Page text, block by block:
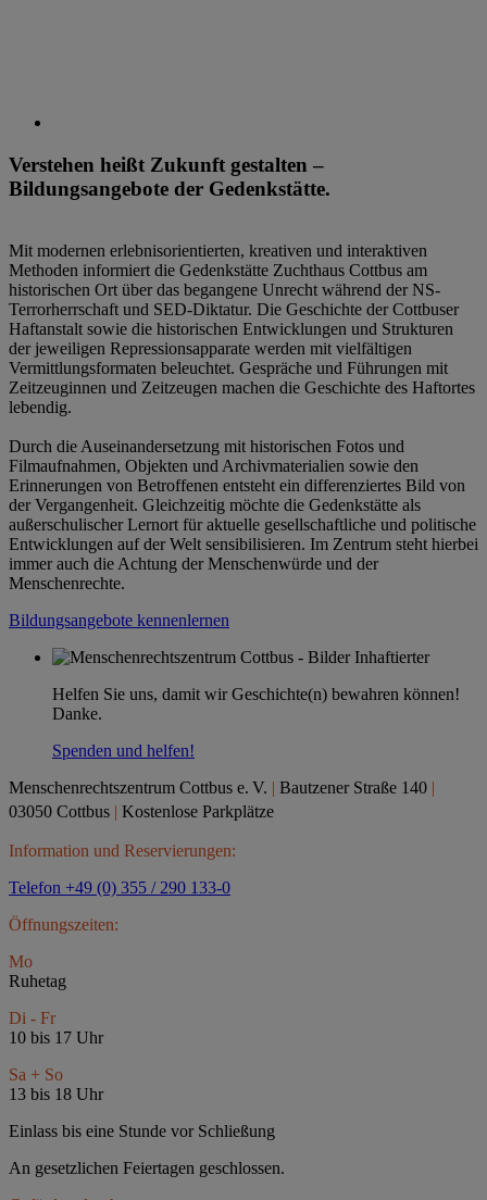
Verstehen heißt Zukunft gestalten –
Bildungsangebote der Gedenkstätte.
Mit modernen erlebnisorientierten, kreativen und interaktiven
Methoden informiert die Gedenkstätte Zuchthaus Cottbus am
historischen Ort über das begangene Unrecht während der NS-
Terrorherrschaft und SED-Diktatur. Die Geschichte der Cottbuser
Haftanstalt sowie die historischen Entwicklungen und Strukturen
der jeweiligen Repressionsapparate werden mit vielfältigen
Vermittlungsformaten beleuchtet. Gespräche und Führungen mit
Zeitzeuginnen und Zeitzeugen machen die Geschichte des Haftortes
lebendig.
Durch die Auseinandersetzung mit historischen Fotos und
Filmaufnahmen, Objekten und Archivmaterialien sowie den
Erinnerungen von Betroffenen entsteht ein differenziertes Bild von
der Vergangenheit. Gleichzeitig möchte die Gedenkstätte als
außerschulischer Lernort für aktuelle gesellschaftliche und politische
Entwicklungen auf der Welt sensibilisieren. Im Zentrum steht hierbei
immer auch die Achtung der Menschenwürde und der
Menschenrechte.
Bildungsangebote kennenlernen
Helfen Sie uns, damit wir Geschichte(n) bewahren können!
Danke.
Spenden und helfen!
Menschenrechtszentrum Cottbus e. V. | Bautzener Straße 140 |
03050 Cottbus | Kostenlose Parkplätze
Information und Reservierungen:
Telefon +49 (0) 355 / 290 133-0
Öffnungszeiten:
Mo
Ruhetag
Di - Fr
10 bis 17 Uhr
Sa + So
13 bis 18 Uhr
Einlass bis eine Stunde vor Schließung
An gesetzlichen Feiertagen geschlossen.